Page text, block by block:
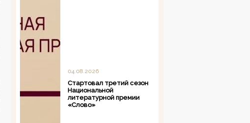
04.08.2026
Стартовал третий сезон
Национальной
литературной премии
«Слово»